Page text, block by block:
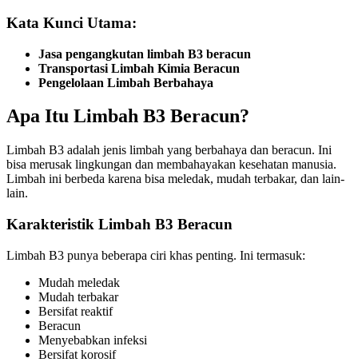
Kata Kunci Utama:
Jasa pengangkutan limbah B3 beracun
Transportasi Limbah Kimia Beracun
Pengelolaan Limbah Berbahaya
Apa Itu Limbah B3 Beracun?
Limbah B3 adalah jenis limbah yang berbahaya dan beracun. Ini
bisa merusak lingkungan dan membahayakan kesehatan manusia.
Limbah ini berbeda karena bisa meledak, mudah terbakar, dan lain-
lain.
Karakteristik Limbah B3 Beracun
Limbah B3 punya beberapa ciri khas penting. Ini termasuk:
Mudah meledak
Mudah terbakar
Bersifat reaktif
Beracun
Menyebabkan infeksi
Bersifat korosif